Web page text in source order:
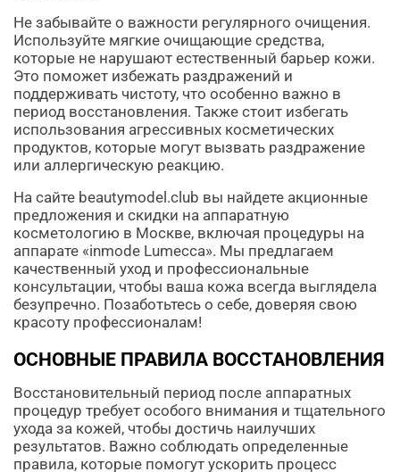
Не забывайте о важности регулярного очищения.
Используйте мягкие очищающие средства,
которые не нарушают естественный барьер кожи.
Это поможет избежать раздражений и
поддерживать чистоту, что особенно важно в
период восстановления. Также стоит избегать
использования агрессивных косметических
продуктов, которые могут вызвать раздражение
или аллергическую реакцию.
На сайте beautymodel.club вы найдете акционные
предложения и скидки на аппаратную
косметологию в Москве, включая процедуры на
аппарате «inmode Lumecca». Мы предлагаем
качественный уход и профессиональные
консультации, чтобы ваша кожа всегда выглядела
безупречно. Позаботьтесь о себе, доверяя свою
красоту профессионалам!
ОСНОВНЫЕ ПРАВИЛА ВОССТАНОВЛЕНИЯ
Восстановительный период после аппаратных
процедур требует особого внимания и тщательного
ухода за кожей, чтобы достичь наилучших
результатов. Важно соблюдать определенные
правила, которые помогут ускорить процесс